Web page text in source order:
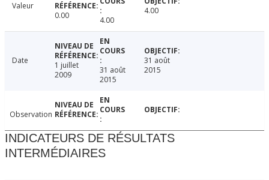
Valeur
0.00
4.00
4.00
Date
1 juillet
2009
31 août
2015
31 août
2015
Observation
INDICATEURS DE RÉSULTATS
INTERMÉDIAIRES